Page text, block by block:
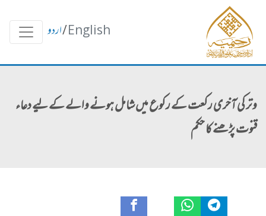
English
/اردو
وتر کی آخری رکعت کے رکوع میں شامل ہونے والے کے لیے دعاء
قنوت پڑھنے کا حکم